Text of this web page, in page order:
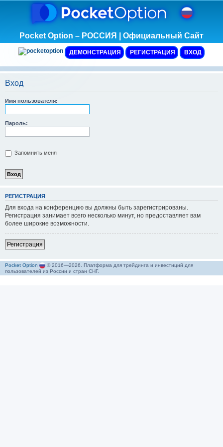
Pocket Option – РОССИЯ | Официальный Сайт
ДЕМОНСТРАЦИЯ РЕГИСТРАЦИЯ ВХОД
Вход
Имя пользователя:
Пароль:
Запомнить меня
РЕГИСТРАЦИЯ
Для входа на конференцию вы должны быть зарегистрированы.
Регистрация занимает всего несколько минут, но предоставляет вам
более широкие возможности.
Регистрация
Pocket Option
© 2016—2026. Платформа для трейдинга и инвестиций для
пользователей из России и стран СНГ.